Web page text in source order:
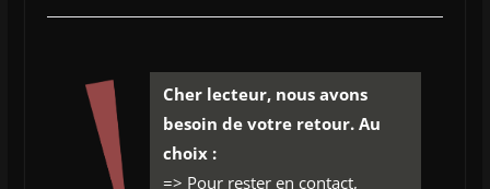
Cher lecteur, nous avons
besoin de votre retour. Au
choix :
=> Pour rester en contact,